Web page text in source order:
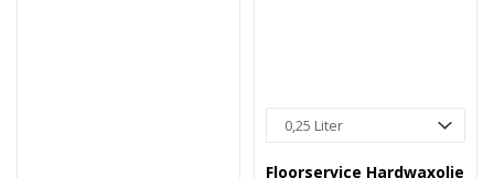
Floorservice Hardwaxolie